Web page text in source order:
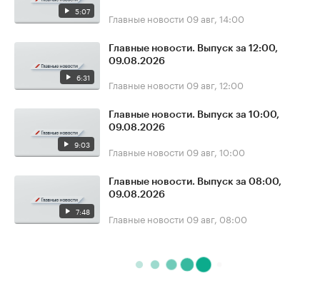
5:07 Главные новости 09 авг, 14:00
6:31
Главные новости. Выпуск за 12:00,
09.08.2026
Главные новости 09 авг, 12:00
9:03
Главные новости. Выпуск за 10:00,
09.08.2026
Главные новости 09 авг, 10:00
7:48
Главные новости. Выпуск за 08:00,
09.08.2026
Главные новости 09 авг, 08:00